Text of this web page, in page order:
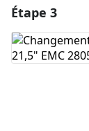
Ajouter
Étape 3